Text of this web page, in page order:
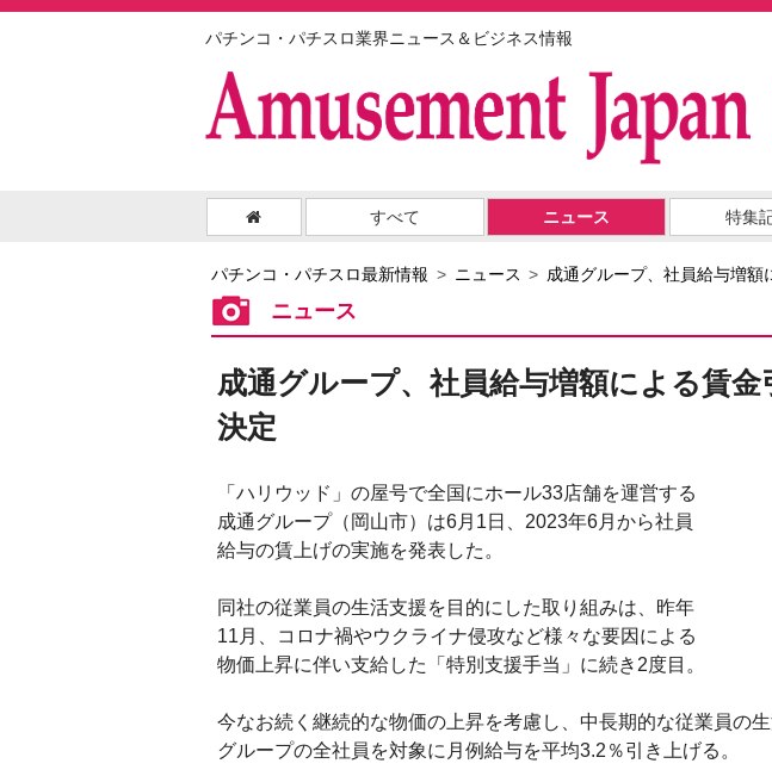
パチンコ・パチスロ業界ニュース＆ビジネス情報
すべて ニュース 特集
パチンコ・パチスロ最新情報 ニュース 成通グループ、社員給与増額
ニュース
成通グループ、社員給与増額による賃金
決定
「ハリウッド」の屋号で全国にホール33店舗を運営する
成通グループ（岡山市）は6月1日、2023年6月から社員
給与の賃上げの実施を発表した。
同社の従業員の生活支援を目的にした取り組みは、昨年
11月、コロナ禍やウクライナ侵攻など様々な要因による
物価上昇に伴い支給した「特別支援手当」に続き2度目。
今なお続く継続的な物価の上昇を考慮し、中長期的な従業員の
グループの全社員を対象に月例給与を平均3.2％引き上げる。